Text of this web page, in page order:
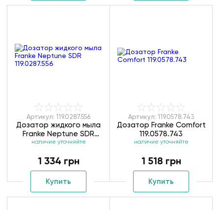
Артикул: 119.0287.556
Дозатор жидкого мыла
Franke Neptune SDR
119.0287.556
наличие уточняйте
1 334 грн
Купить
Артикул: 119.0578.743
Дозатор Franke Comfort
119.0578.743
наличие уточняйте
1 518 грн
Купить